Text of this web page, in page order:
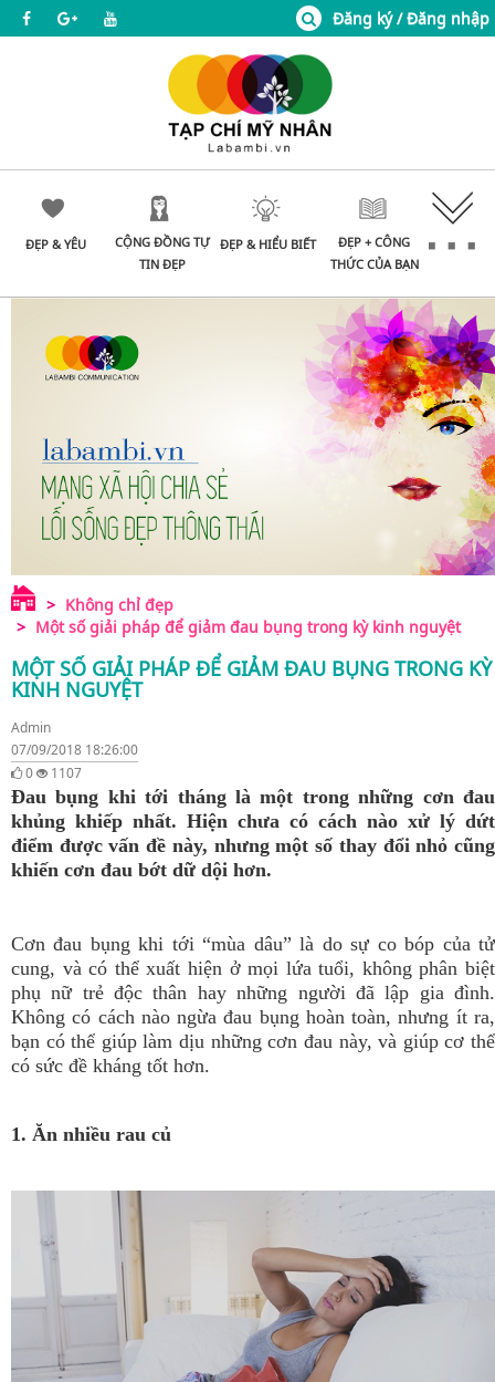
Đăng ký / Đăng nhập
ĐẸP & YÊU
CỘNG ĐỒNG TỰ
TIN ĐẸP
ĐẸP & HIỂU BIẾT
ĐẸP + CÔNG
THỨC CỦA BẠN
Không chỉ đẹp
Một số giải pháp để giảm đau bụng trong kỳ kinh nguyệt
MỘT SỐ GIẢI PHÁP ĐỂ GIẢM ĐAU BỤNG TRONG KỲ
KINH NGUYỆT
Admin
07/09/2018 18:26:00
0
1107
Đau bụng khi tới tháng là một trong những cơn đau
khủng khiếp nhất. Hiện chưa có cách nào xử lý dứt
điểm được vấn đề này, nhưng một số thay đổi nhỏ cũng
khiến cơn đau bớt dữ dội hơn.
Cơn đau bụng khi tới “mùa dâu” là do sự co bóp của tử
cung, và có thể xuất hiện ở mọi lứa tuổi, không phân biệt
phụ nữ trẻ độc thân hay những người đã lập gia đình.
Không có cách nào ngừa đau bụng hoàn toàn, nhưng ít ra,
bạn có thể giúp làm dịu những cơn đau này, và giúp cơ thể
có sức đề kháng tốt hơn.
1. Ăn nhiều rau củ